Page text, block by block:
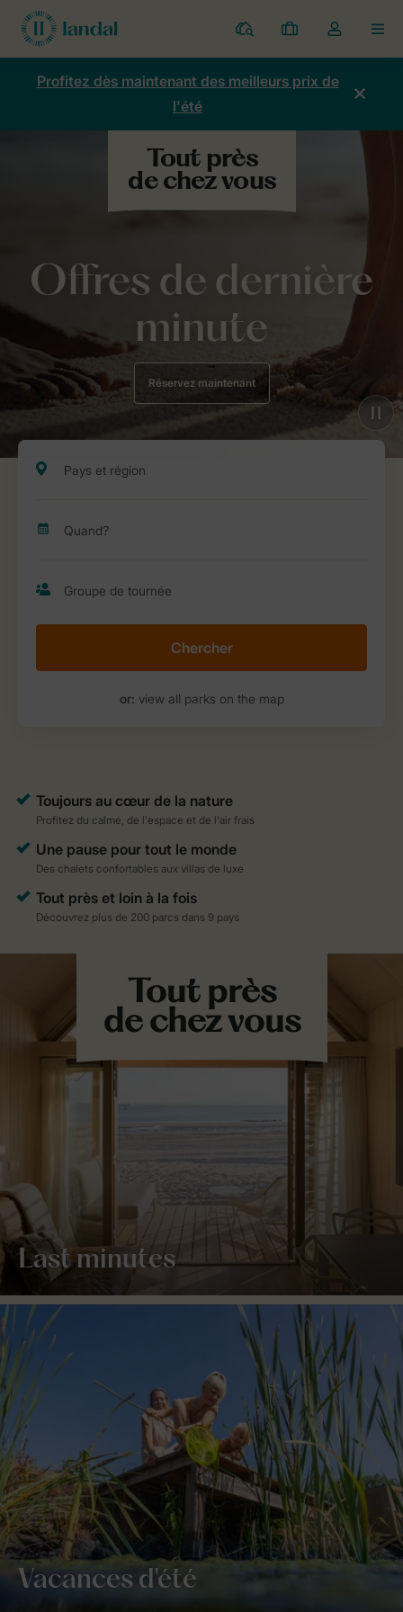
Parcs
Mes
réservations
Toggle
the
my
account
Profitez dès maintenant des meilleurs prix de
l'été
Offres de dernière
minute
Réservez maintenant
Chercher
or: view all parks on the map
Last minutes
Vacances d'été